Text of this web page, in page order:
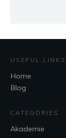
USEFUL LINKS
Home
Blog
CATEGORIES
Akademie